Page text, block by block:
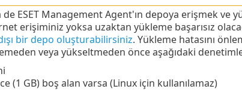
de ESET Management Agent'ın depoya erişmek
erişiminiz yoksa uzaktan yükleme başarısız
bir depo oluşturabilirsiniz. Yükleme hatasını
veya yükseltmeden önce aşağıdaki
(1 GB) boş alan varsa (Linux için kullanılamaz)